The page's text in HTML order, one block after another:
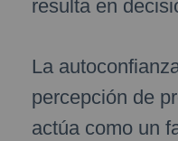
resulta en
La
percepción de
actúa como un